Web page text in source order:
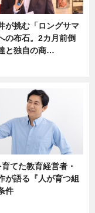
が挑む「ロングサマ
の布石。2カ月前倒
と独自の商…
てた教育経営者・
が語る『人が育つ組
件